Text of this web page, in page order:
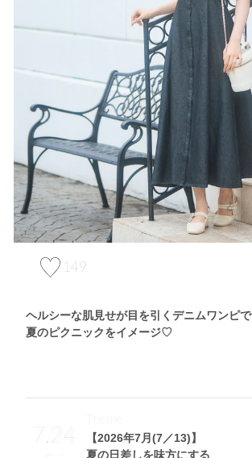
149
ヘルシーな肌見せが目を引くデニムワンピで
夏のピクニックをイメージ♡
7.24
【2026年7月(7／13)】
夏の日差しを味方にする
Theme